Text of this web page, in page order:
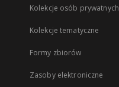
Kolekcje osób prywatnych
Kolekcje tematyczne
Formy zbiorów
Zasoby elektroniczne